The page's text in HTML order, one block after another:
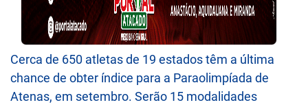
Cerca de 650 atletas de 19 estados têm a última
chance de obter índice para a Paraolimpíada de
Atenas, em setembro. Serão 15 modalidades